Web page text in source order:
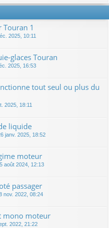
Touran 1
2025, 10:11
glaces Touran
2025, 16:53
tout seul ou plus du
2025, 18:11
liquide
janv. 2025, 18:52
moteur
août 2024, 12:13
passager
nov. 2022, 08:24
mono moteur
2022, 21:22